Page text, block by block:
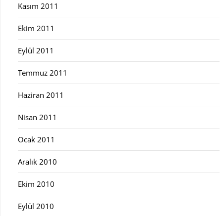
Kasım 2011
Ekim 2011
Eylül 2011
Temmuz 2011
Haziran 2011
Nisan 2011
Ocak 2011
Aralık 2010
Ekim 2010
Eylül 2010